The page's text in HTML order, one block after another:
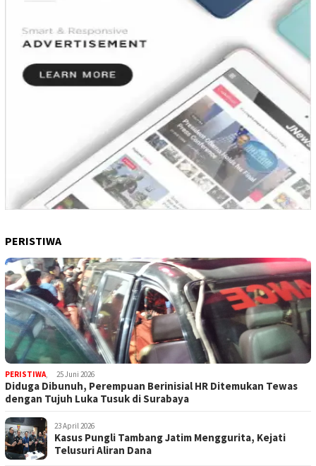
PERISTIWA
PERISTIWA, 25 Juni 2026
Diduga Dibunuh, Perempuan Berinisial HR Ditemukan Tewas
dengan Tujuh Luka Tusuk di Surabaya
23 April 2026
Kasus Pungli Tambang Jatim Menggurita, Kejati
Telusuri Aliran Dana